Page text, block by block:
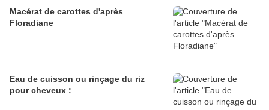
Macérat de carottes d'après
Floradiane
Eau de cuisson ou rinçage du riz
pour cheveux :